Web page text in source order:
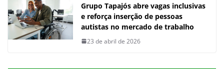
Grupo Tapajós abre vagas inclusivas
e reforça inserção de pessoas
autistas no mercado de trabalho
23 de abril de 2026